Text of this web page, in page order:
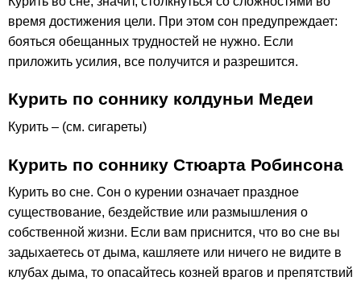
время достижения цели. При этом сон предупреждает:
бояться обещанных трудностей не нужно. Если
приложить усилия, все получится и разрешится.
Курить по соннику колдуньи Медеи
Курить – (см. сигареты)
Курить по соннику Стюарта Робинсона
Курить во сне. Сон о курении означает праздное
существование, бездействие или размышления о
собственной жизни. Если вам приснится, что во сне вы
задыхаетесь от дыма, кашляете или ничего не видите в
клубах дыма, то опасайтесь козней врагов и препятствий